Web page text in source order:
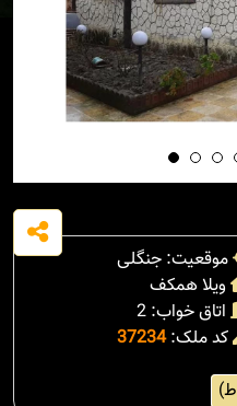
موقعیت: جنگلی
ویلا همکف
اتاق خواب: 2
کد ملک:37234